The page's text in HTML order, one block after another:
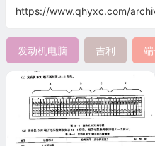
https://www.qhyxc.com/
发动机电脑 吉利